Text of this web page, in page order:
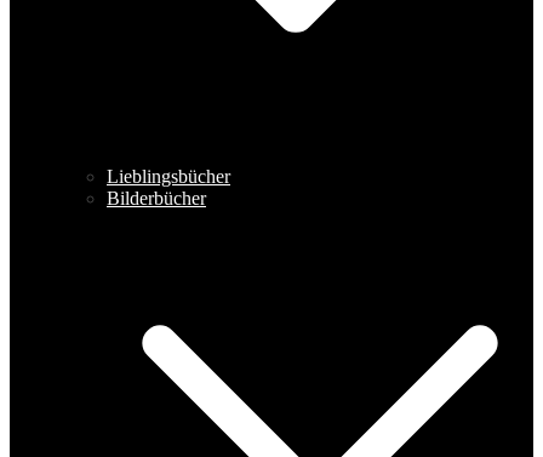
Lieblingsbücher
Bilderbücher